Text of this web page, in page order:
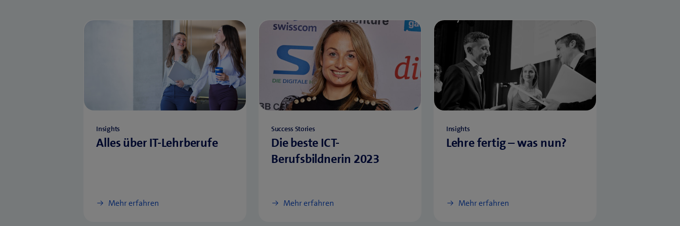
Insights
Alles über IT-Lehrberufe
Mehr erfahren
Success Stories
Die beste ICT-
Berufsbildnerin 2023
Mehr erfahren
Insights
Lehre fertig – was nun?
Mehr erfahren